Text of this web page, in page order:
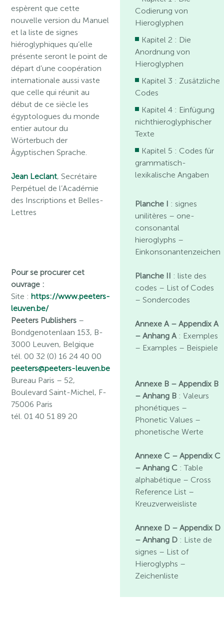
espèrent que cette
nouvelle version du Manuel
et la liste de signes
hiéroglyphiques qu’elle
présente seront le point de
départ d’une coopération
internationale aussi vaste
que celle qui réunit au
début de ce siècle les
égyptologues du monde
entier autour du
Wörterbuch der
Ägyptischen Sprache.
Jean Leclant, Secrétaire
Perpétuel de l’Académie
des Inscriptions et Belles-
Lettres
Pour se procurer cet
ouvrage :
Site :https://www.peeters-
leuven.be/
Peeters Publishers –
Bondgenotenlaan 153, B-
3000 Leuven, Belgique
tél. 00 32 (0) 16 24 40 00
peeters@peeters-leuven.be
Bureau Paris – 52,
Boulevard Saint-Michel, F-
75006 Paris
tél. 01 40 51 89 20
Codierung von
Hieroglyphen
Kapitel 2 : Die
Anordnung von
Hieroglyphen
Kapitel 3 : Zusätzliche
Codes
Kapitel 4 : Einfügung
nichthieroglyphischer
Texte
Kapitel 5 : Codes für
grammatisch-
lexikalische Angaben
Planche I : signes
unilitères – one-
consonantal
hieroglyphs –
Einkonsonantenzeichen
Planche II : liste des
codes – List of Codes
– Sondercodes
Annexe A – Appendix A
– Anhang A: Exemples
– Examples – Beispiele
Annexe B – Appendix B
– Anhang B : Valeurs
phonétiques –
Phonetic Values –
phonetische Werte
Annexe C – Appendix C
– Anhang C : Table
alphabétique – Cross
Reference List –
Kreuzverweisliste
Annexe D – Appendix D
– Anhang D : Liste de
signes – List of
Hieroglyphs –
Zeichenliste